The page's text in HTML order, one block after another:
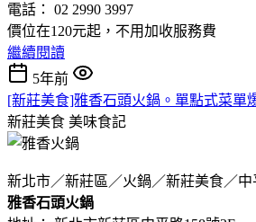
電話： 02 2990 3997
價位在120元起，不用加收服務費
繼續閱讀
5年前
[新莊美食]雅香石頭火鍋。單點式菜單
新莊美食 美味食記
新北市／新莊區／火鍋／新莊美食／中
雅香石頭火鍋